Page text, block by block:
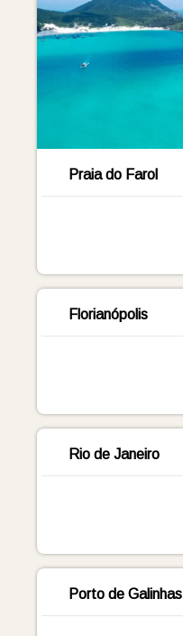
Praia do Farol
Florianópolis
Rio de Janeiro
Porto de Galinhas